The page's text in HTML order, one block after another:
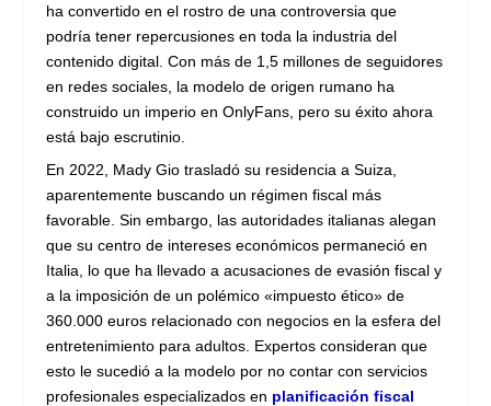
ha convertido en el rostro de una controversia que
podría tener repercusiones en toda la industria del
contenido digital. Con más de 1,5 millones de seguidores
en redes sociales, la modelo de origen rumano ha
construido un imperio en OnlyFans, pero su éxito ahora
está bajo escrutinio.
En 2022, Mady Gio trasladó su residencia a Suiza,
aparentemente buscando un régimen fiscal más
favorable. Sin embargo, las autoridades italianas alegan
que su centro de intereses económicos permaneció en
Italia, lo que ha llevado a acusaciones de evasión fiscal y
a la imposición de un polémico «impuesto ético» de
360.000 euros relacionado con negocios en la esfera del
entretenimiento para adultos. Expertos consideran que
esto le sucedió a la modelo por no contar con servicios
profesionales especializados en planificación fiscal